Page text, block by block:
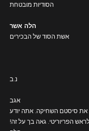
הסודיות מובטחת
הלה אשר
אשת הסוד של הבכירים
נ.ב
אגב
סיסטם השחיקה. אתה יודע
הפריוריטי. גאה בך על זה!